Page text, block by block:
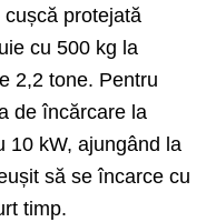
protejată
cu 500 kg la
2,2 tone. Pentru
de încărcare la
10 kW, ajungând la
să se încarce cu
timp.